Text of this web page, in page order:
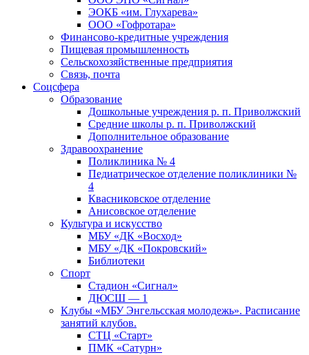
ЭОКБ «им. Глухарева»
ООО «Гофротара»
Финансово-кредитные учреждения
Пищевая промышленность
Сельскохозяйственные предприятия
Связь, почта
Соцсфера
Образование
Дошкольные учреждения р. п. Приволжский
Средние школы р. п. Приволжский
Дополнительное образование
Здравоохранение
Поликлиника № 4
Педиатрическое отделение поликлиники №
4
Квасниковское отделение
Анисовское отделение
Культура и искусство
МБУ «ДК «Восход»
МБУ «ДК «Покровский»
Библиотеки
Спорт
Стадион «Сигнал»
ДЮСШ — 1
Клубы «МБУ Энгельсская молодежь». Расписание
занятий клубов.
СТЦ «Старт»
ПМК «Сатурн»